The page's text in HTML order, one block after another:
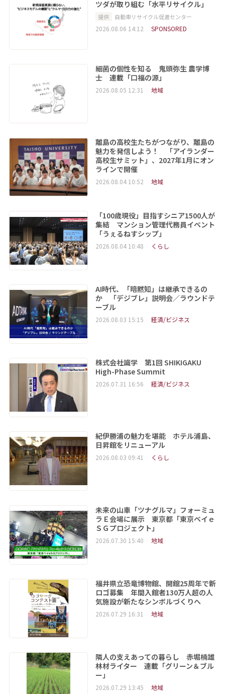
ツダが取り組む「水平リサイクル」
提供 自動車リサイクル促進センター
2026.08.06 14:12 SPONSORED
細菌の個性を知る 鬼頭弥生 農学博
士 連載「口福の源」
2026.08.05 12:31 地域
離島の高校生たちがつながり、離島の
魅力を発信しよう！ 「アイランダー
高校生サミット」、2027年1月にオン
ラインで開催
2026.08.04 10:52 地域
「100歳現役」目指すシニア1500人が
集結 マンション管理代務員イベント
「うぇるねすシップ」
2026.08.04 10:48 くらし
AI時代、「暗黙知」は継承できるの
か 「デジブレ」説明会／ラウンドテ
ーブル
2026.08.03 15:15 経済/ビジネス
株式会社識学 第1回 SHIKIGAKU
High-Phase Summit
2026.07.31 16:56 経済/ビジネス
紀伊勝浦の魅力を堪能 ホテル浦島、
日昇館をリニューアル
2026.08.03 09:41 くらし
未来の山車「ツナグルマ」フォーミュ
ラＥ会場に展示 東京都「東京ベイｅ
ＳＧプロジェクト」
2026.07.30 15:40 地域
福井県立恐竜博物館、開館25周年で新
ロゴ募集 年間入館者130万人超の人
気施設が新たなシンボルづくりへ
2026.07.29 16:31 地域
隣人の支えあっての暮らし 赤堀楠雄
林材ライター 連載「グリーン＆ブル
ー」
2026.07.29 13:45 地域